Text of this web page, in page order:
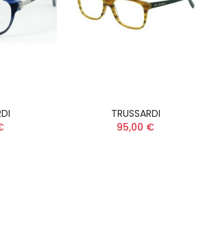
TRUSSARDI
95,00 €